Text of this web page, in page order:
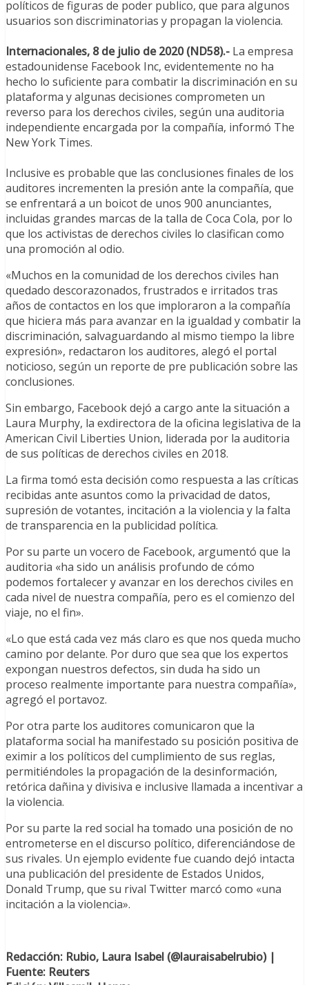
políticos de figuras de poder publico, que para algunos
usuarios son discriminatorias y propagan la violencia.
Internacionales, 8 de julio de 2020 (ND58).- La empresa
estadounidense Facebook Inc, evidentemente no ha
hecho lo suficiente para combatir la discriminación en su
plataforma y algunas decisiones comprometen un
reverso para los derechos civiles, según una auditoria
independiente encargada por la compañía, informó The
New York Times.
Inclusive es probable que las conclusiones finales de los
auditores incrementen la presión ante la compañía, que
se enfrentará a un boicot de unos 900 anunciantes,
incluidas grandes marcas de la talla de Coca Cola, por lo
que los activistas de derechos civiles lo clasifican como
una promoción al odio.
«Muchos en la comunidad de los derechos civiles han
quedado descorazonados, frustrados e irritados tras
años de contactos en los que imploraron a la compañía
que hiciera más para avanzar en la igualdad y combatir la
discriminación, salvaguardando al mismo tiempo la libre
expresión», redactaron los auditores, alegó el portal
noticioso, según un reporte de pre publicación sobre las
conclusiones.
Sin embargo, Facebook dejó a cargo ante la situación a
Laura Murphy, la exdirectora de la oficina legislativa de la
American Civil Liberties Union, liderada por la auditoria
de sus políticas de derechos civiles en 2018.
La firma tomó esta decisión como respuesta a las críticas
recibidas ante asuntos como la privacidad de datos,
supresión de votantes, incitación a la violencia y la falta
de transparencia en la publicidad política.
Por su parte un vocero de Facebook, argumentó que la
auditoria «ha sido un análisis profundo de cómo
podemos fortalecer y avanzar en los derechos civiles en
cada nivel de nuestra compañía, pero es el comienzo del
viaje, no el fin».
«Lo que está cada vez más claro es que nos queda mucho
camino por delante. Por duro que sea que los expertos
expongan nuestros defectos, sin duda ha sido un
proceso realmente importante para nuestra compañía»,
agregó el portavoz.
Por otra parte los auditores comunicaron que la
plataforma social ha manifestado su posición positiva de
eximir a los políticos del cumplimiento de sus reglas,
permitiéndoles la propagación de la desinformación,
retórica dañina y divisiva e inclusive llamada a incentivar a
la violencia.
Por su parte la red social ha tomado una posición de no
entrometerse en el discurso político, diferenciándose de
sus rivales. Un ejemplo evidente fue cuando dejó intacta
una publicación del presidente de Estados Unidos,
Donald Trump, que su rival Twitter marcó como «una
incitación a la violencia».
Redacción: Rubio, Laura Isabel (@lauraisabelrubio) |
Fuente: Reuters